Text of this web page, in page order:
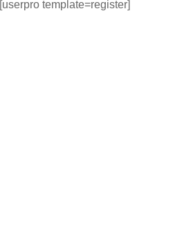
[userpro template=register]